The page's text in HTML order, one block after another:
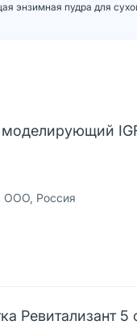
энзимная пудра для
моделирующий
ООО, Россия
Ревитализант 5